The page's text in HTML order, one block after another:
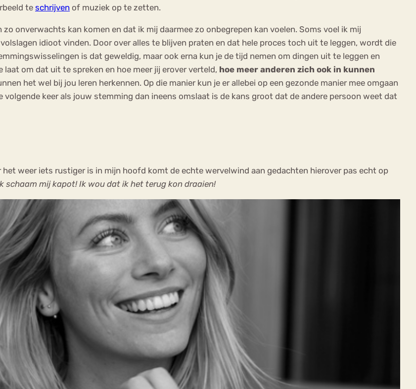
te schrijven of muziek op te zetten.
onverwachts kan komen en dat ik mij daarmee zo onbegrepen kan voelen. Soms voel ik mij
idioot vinden. Door over alles te blijven praten en dat hele proces toch uit te leggen, wordt die
is dat geweldig, maar ook erna kun je de tijd nemen om dingen uit te leggen en
om dat uit te spreken en hoe meer jij erover verteld, hoe meer anderen zich ook in kunnen
het wel bij jou leren herkennen. Op die manier kun je er allebei op een gezonde manier mee omgaan
volgende keer als jouw stemming dan ineens omslaat is de kans groot dat de andere persoon weet dat
weer iets rustiger is in mijn hoofd komt de echte wervelwind aan gedachten hierover pas echt op
schaam mij kapot! Ik wou dat ik het terug kon draaien!